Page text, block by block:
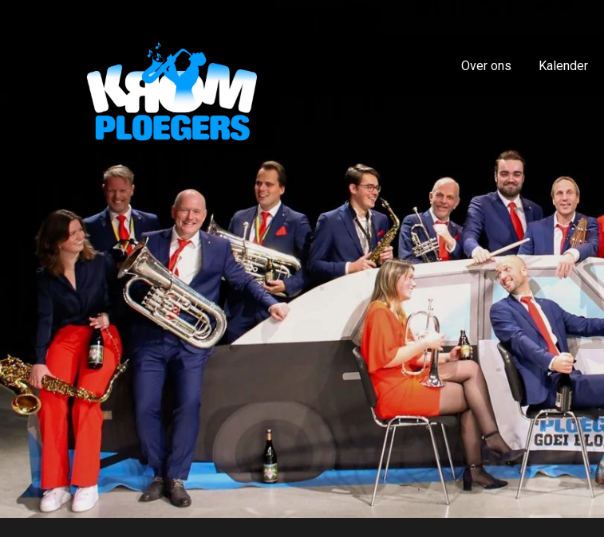
Over ons Kalender